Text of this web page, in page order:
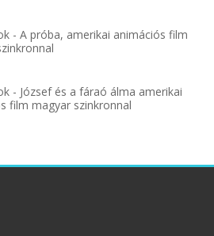
- A próba, amerikai animációs film
- József és a fáraó álma amerikai
film magyar szinkronnal